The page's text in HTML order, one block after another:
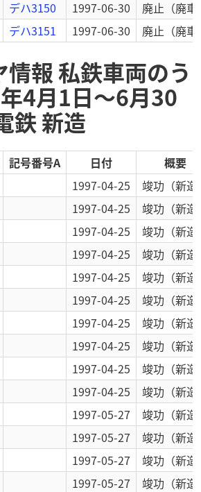
デハ3150 1997-06-30 廃止 （廃
デハ3151 1997-06-30 廃止 （廃
報 私鉄車両のう
4月1日～6月30
鉄 新造
記号番号A 日付
概要
1997-04-25
竣功 （新
1997-04-25
竣功 （新
1997-04-25
竣功 （新
1997-04-25
竣功 （新
1997-04-25
竣功 （新
1997-04-25
竣功 （新
1997-04-25
竣功 （新
1997-04-25
竣功 （新
1997-04-25
竣功 （新
1997-04-25
竣功 （新
1997-05-27
竣功 （新
1997-05-27
竣功 （新
1997-05-27
竣功 （新
1997-05-27
竣功 （新